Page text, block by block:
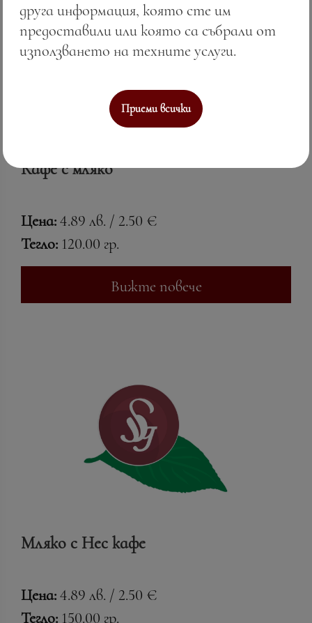
Кафе с мляко
Цена:4.89 лв. / 2.50 €
Тегло: 120.00 гр.
Вижте повече
Мляко с Нес кафе
Цена:4.89 лв. / 2.50 €
Тегло: 150.00 гр.
друга информация, която сте им
предоставили или която са събрали от
използването на техните услуги.
Приеми всички